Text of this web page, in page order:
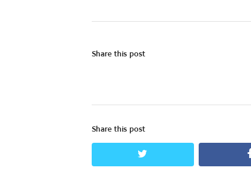
Share this post
Share this post